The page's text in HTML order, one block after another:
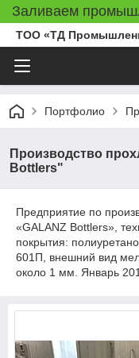
Заливаем
ТОО «ТД
Портфолио
Производство
Bottlers"
Предприятие по
«GALANZ Bottlers»,
покрытия:
601П, внешний вид
около 1 мм. Январь